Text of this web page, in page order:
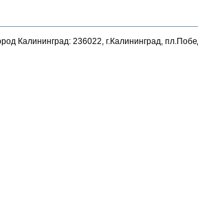
Калининград: 236022, г.Калининград,